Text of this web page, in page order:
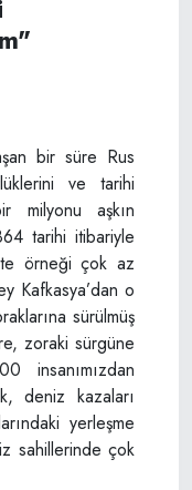
bir süre Rus
ve tarihi
milyonu aşkın
tarihi itibariyle
örneği çok az
Kafkasya’dan o
sürülmüş
zoraki sürgüne
insanımızdan
deniz kazaları
yerleşme
sahillerinde çok